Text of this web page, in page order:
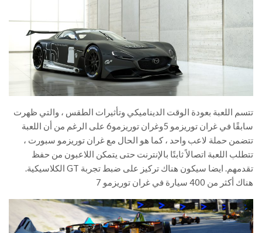
تتسم اللعبة بعودة الوقت الديناميكي وتأثيرات الطقس ، والتي ظهرت
سابقًا في غران توريزمو 5وغران توريزمو6 على الرغم من أن اللعبة
تتضمن حملة لاعب واحد ، كما هو الحال مع غران توريزمو سبورت ،
تتطلب اللعبة اتصالاً ثابتًا بالإنترنت حتى يتمكن اللاعبون من حفظ
تقدمهم. ايضا سيكون هناك تركيز على ضبط تجربة GT الكلاسيكية.
هناك أكثر من 400 سيارة في غران توريزمو 7